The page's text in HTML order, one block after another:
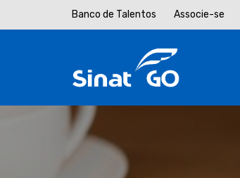
Banco de Talentos Associe-se